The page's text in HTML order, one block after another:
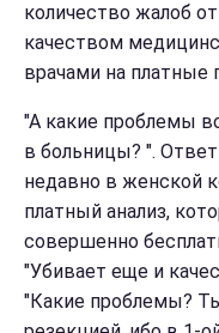
количество жалоб
качеством
врачами на платные
"А какие проблемы
в больницы? ".
недавно в женской
платный анализ,
совершенно
"Убивает еще и
"Какие проблемы?